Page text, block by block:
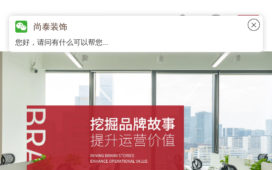
尚泰装饰
您好，请问有什么可以帮您...